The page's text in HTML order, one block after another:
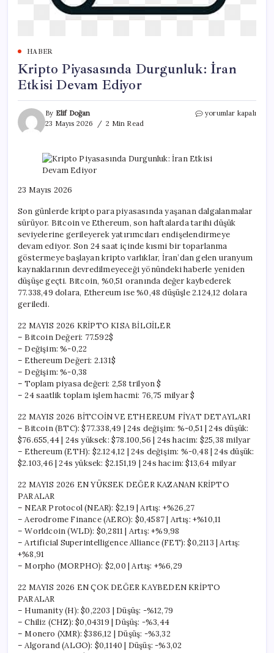
HABER
Kripto Piyasasında Durgunluk: İran
Etkisi Devam Ediyor
By Elif Doğan
23 Mayıs 2026
2 Min Read
Kripto
Etkisi
Devam
yorumlar kapalı
23 Mayıs 2026
Son günlerde kripto para piyasasında yaşanan dalgalanmalar
sürüyor. Bitcoin ve Ethereum, son haftalarda tarihi düşük
seviyelerine gerileyerek yatırımcıları endişelendirmeye
devam ediyor. Son 24 saat içinde kısmi bir toparlanma
göstermeye başlayan kripto varlıklar, İran’dan gelen uranyum
kaynaklarının devredilmeyeceği yönündeki haberle yeniden
düşüşe geçti. Bitcoin, %0,51 oranında değer kaybederek
77.338,49 dolara, Ethereum ise %0,48 düşüşle 2.124,12 dolara
geriledi.
22 MAYIS 2026 KRİPTO KISA BİLGİLER
– Bitcoin Değeri: 77.592$
– Değişim: %-0,22
– Ethereum Değeri: 2.131$
– Değişim: %-0,38
– Toplam piyasa değeri: 2,58 trilyon $
– 24 saatlik toplam işlem hacmi: 76,75 milyar $
22 MAYIS 2026 BİTCOİN VE ETHEREUM FİYAT DETAYLARI
– Bitcoin (BTC): $77.338,49 | 24s değişim: %-0,51 | 24s düşük:
$76.655,44 | 24s yüksek: $78.100,56 | 24s hacim: $25,38 milyar
– Ethereum (ETH): $2.124,12 | 24s değişim: %-0,48 | 24s düşük:
$2.103,46 | 24s yüksek: $2.151,19 | 24s hacim: $13,64 milyar
22 MAYIS 2026 EN YÜKSEK DEĞER KAZANAN KRİPTO
PARALAR
– NEAR Protocol (NEAR): $2,19 | Artış: +%26,27
– Aerodrome Finance (AERO): $0,4587 | Artış: +%10,11
– Worldcoin (WLD): $0,2811 | Artış: +%9,98
– Artificial Superintelligence Alliance (FET): $0,2113 | Artış:
+%8,91
– Morpho (MORPHO): $2,00 | Artış: +%6,29
22 MAYIS 2026 EN ÇOK DEĞER KAYBEDEN KRİPTO
PARALAR
– Humanity (H): $0,2203 | Düşüş: -%12,79
– Chiliz (CHZ): $0,04319 | Düşüş: -%3,44
– Monero (XMR): $386,12 | Düşüş: -%3,32
– Algorand (ALGO): $0,1140 | Düşüş: -%3,02